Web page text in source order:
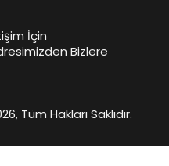
İçin
Bizlere
Tüm Hakları Saklıdır.